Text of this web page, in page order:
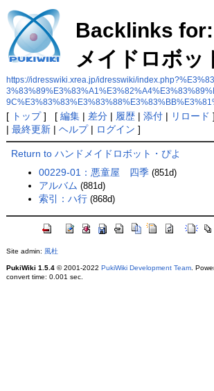
Backlinks
メイドロボッ
https://idresswiki.xrea.jp/idresswiki/
[ トップ] [ 編集| 差分| 履歴| 添付| リロード
| 最終更新| ヘルプ| ログイン ]
Return to ハンドメイドロボット・ぴよ
00229-01：悪童屋 四季 (851d)
アルバム (881d)
索引：ハ行 (868d)
Site admin: 風杜
PukiWiki 1.5.4© 2001-2022 PukiWiki Development Team.
convert time: 0.001 sec.